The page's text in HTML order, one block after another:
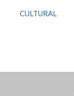
CULTURAL